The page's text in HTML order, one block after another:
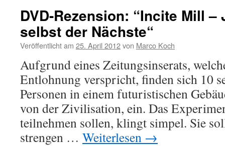
DVD-Rezension: “Incite Mill
selbst der Nächste“
Veröffentlicht am 25. April 2012von Marco Koch
Aufgrund eines Zeitungsinserats,
Entlohnung verspricht, finden sich 10
Personen in einem futuristischen
von der Zivilisation, ein. Das
teilnehmen sollen, klingt simpel. Sie
strengen … Weiterlesen →